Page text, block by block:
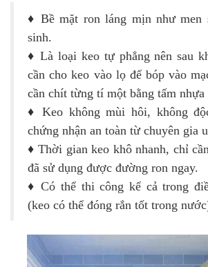
♦ Bề mặt ron láng mịn như men
sinh.
♦ Là loại keo tự phẳng nên sau
cần cho keo vào lọ để bóp vào
cần chít từng tí một bằng tấm
♦
Keo không mùi hôi, không
chứng nhận an toàn từ chuyên gia
♦ Thời gian keo khô nhanh, chỉ
đã sử dụng được đường ron ngay.
♦ Có thể thi công kể cả trong
(keo có thể đóng rắn tốt trong